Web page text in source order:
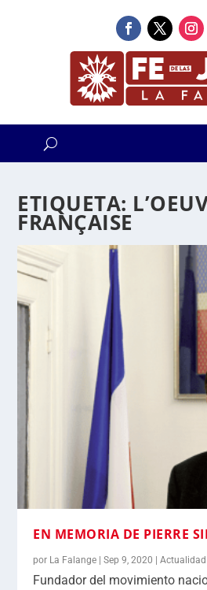
ETIQUETA:
FRANÇAISE
EN MEMORIA DE PIERRE
por La Falange |Sep 9, 2020 |Actualidad
Fundador del movimiento